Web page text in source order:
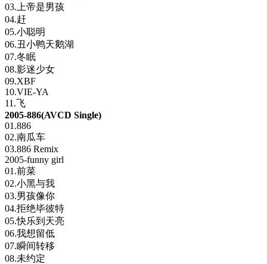
03.上帝是男孩
04.赶
05.小聪明
06.丑小鸭天鹅湖
07.冬眠
08.影迷少女
09.XBF
10.VIE-YA
11.飞
2005-886(AVCD Single)
01.886
02.南瓜车
03.886 Remix
2005-funny girl
01.前菜
02.小黑与我
03.男孩像你
04.拒绝毕彼特
05.快乐到天亮
06.我想留低
07.瞬间转移
08.未约定